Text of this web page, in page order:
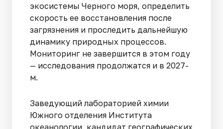
экосистемы Черного моря, определить
скорость ее восстановления после
загрязнения и проследить дальнейшую
динамику природных процессов.
Мониторинг не завершится в этом году
— исследования продолжатся и в 2027-
м.
Заведующий лабораторией химии
Южного отделения Института
океанологии, кандидат географических